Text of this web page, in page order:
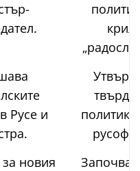
Русе и
новия
Започва